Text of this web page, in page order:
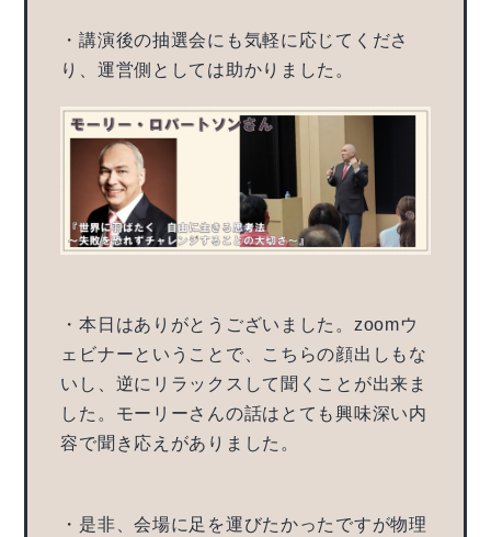
・講演後の抽選会にも気軽に応じてくださ
り、運営側としては助かりました。
・本日はありがとうございました。zoomウ
ェビナーということで、こちらの顔出しもな
いし、逆にリラックスして聞くことが出来ま
した。モーリーさんの話はとても興味深い内
容で聞き応えがありました。
・是非、会場に足を運びたかったですが物理